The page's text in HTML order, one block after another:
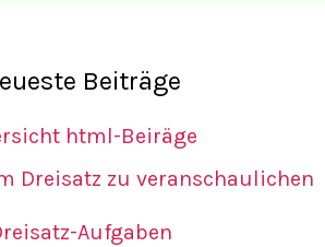
Beiträge
html-Beiräge
Aufgaben